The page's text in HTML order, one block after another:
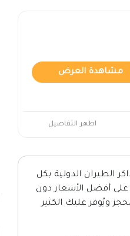
مشاهدة العرض
اظهر التفاصيل
الطيران الدولية بكل
على أفضل الأسعار دون
ويُوفر عليك الكثير